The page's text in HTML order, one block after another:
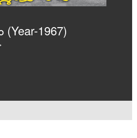
Events1967)